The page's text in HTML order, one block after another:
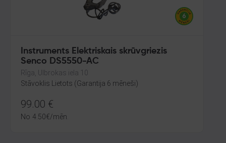
Instruments Elektriskais skrūvgriezis
Senco DS5550-AC
Rīga, Ulbrokas iela 10
Stāvoklis Lietots (Garantija 6 mēneši)
99.00 €
No 4.50€/mēn.